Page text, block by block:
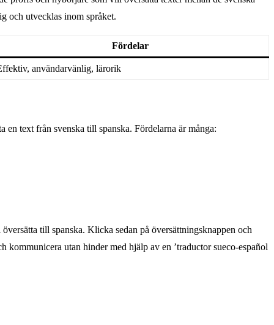
och utvecklas inom språket.
Fördelar
användarvänlig, lärorik
en text från svenska till spanska. Fördelarna är många:
till spanska. Klicka sedan på översättningsknappen och
utan hinder med hjälp av en ’traductor sueco-español